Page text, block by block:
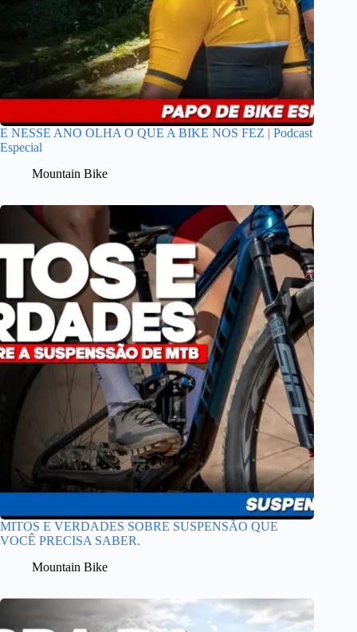
E NESSE ANO OLHA O QUE A BIKE NOS FEZ | Podcast
Especial
Mountain Bike
MITOS E VERDADES SOBRE SUSPENSÃO QUE
VOCÊ PRECISA SABER.
Mountain Bike